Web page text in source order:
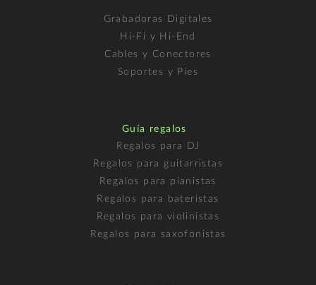
Grabadoras Digitales
Hi-Fi y Hi-End
Cables y Conectores
Soportes y Pies
Guía regalos
Regalos para DJ
Regalos para guitarristas
Regalos para pianistas
Regalos para bateristas
Regalos para violinistas
Regalos para saxofonistas